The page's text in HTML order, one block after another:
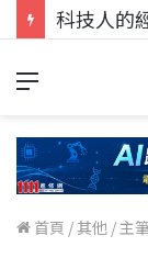
科技人找
首頁 /其他 / 主